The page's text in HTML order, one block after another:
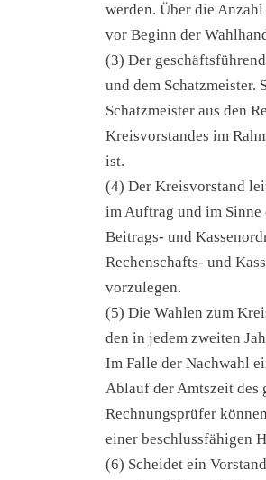
wer­den. Über die
vor Beginn der
(3) Der
und dem Schatz­meis­ter.
Schatz­meis­ter aus den
Kreis­vor­stan­des im
ist.
(4) Der Kreis­vor­stand
im Auf­trag und im Sin­ne
Beitrags- und
Rechenschafts- und
vor­zu­le­gen.
(5) Die Wah­len zum
den in jedem zwei­ten
Im Fal­le der Nach­wahl
Ablauf der Amts­zeit des
Rech­nungs­prü­fer
einer beschluss­fä­hi­gen
(6) Schei­det ein